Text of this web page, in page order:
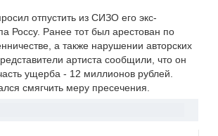
отпустить из СИЗО его экс-
Россу. Ранее тот был арестован по
а также нарушении авторских
артиста сообщили, что он
ущерба - 12 миллионов рублей.
смягчить меру пресечения.